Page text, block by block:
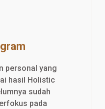
personal yang
hasil Holistic
sudah
pada